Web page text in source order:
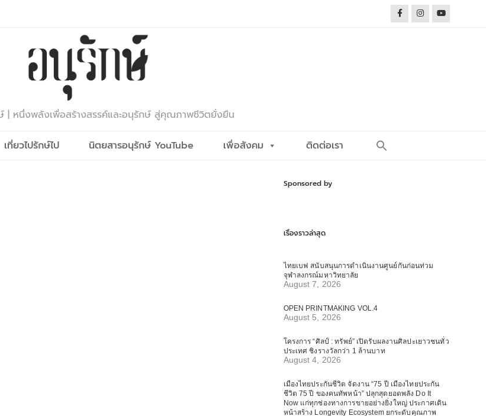
| หนึ่งพลังเพื่อสร้างสรรค์และอนุรักษ์ สู่คุณภาพชีวิตยั่งยืน
เที่ยวไปรักษ์ไป นิตยสารอนุรักษ์ YouTube เพื่อสังคม ติดต่อเรา
Sponsored by
เรื่องราวล่าสุด
ไทยเบฟ สนับสนุนการดำเนินงานศูนย์กันก่อนท่วม
จุฬาลงกรณ์มหาวิทยาลัย
August 7, 2026
OPEN PRINTMAKING VOL.4
August 5, 2026
โครงการ “ศิลป์ : ทรัพย์” เปิดรับผลงานศิลปะเยาวชนทั่ว
ประเทศ ชิงรางวัลกว่า 1 ล้านบาท
August 4, 2026
เมืองไทยประกันชีวิต จัดงาน “75 ปี เมืองไทยประกัน
ชีวิต 75 ปี ของคนทัพหน้า” ปลุกสุดยอดพลัง Do It
Now แก่ทุกช่องทางการขายอย่างยิ่งใหญ่ ประกาศเดิน
หน้าสร้าง Longevity Ecosystem ยกระดับคุณภาพ